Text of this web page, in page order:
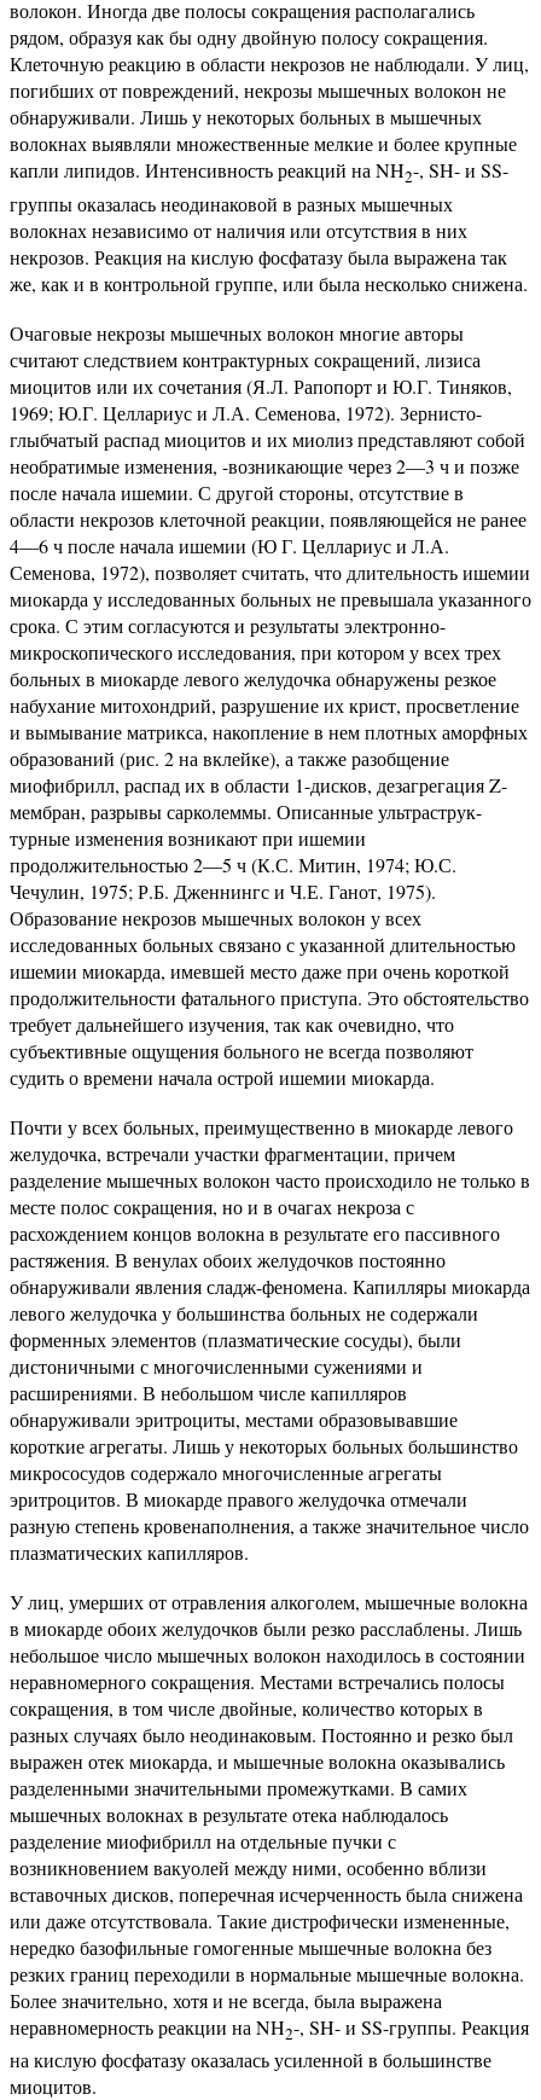
волокон. Иногда две полосы сокращения располагались
рядом, образуя как бы одну двойную полосу сокращения.
Клеточную реакцию в области некрозов не наблюдали. У лиц,
погибших от повреждений, некрозы мышечных волокон не
обнаруживали. Лишь у некоторых больных в мышечных
волокнах выявляли множественные мелкие и более крупные
капли липидов. Интенсивность реакций на NH2-, SH- и SS-
группы оказалась неодинаковой в разных мышечных
волокнах независимо от наличия или отсутствия в них
некрозов. Реакция на кислую фосфатазу была выражена так
же, как и в контрольной группе, или была несколько снижена.
Очаговые некрозы мышечных волокон многие авторы
считают следствием контрактурных сокращений, лизиса
миоцитов или их сочетания (Я.Л. Рапопорт и Ю.Г. Тиняков,
1969; Ю.Г. Целлариус и Л.А. Семенова, 1972). Зернисто-
глыбчатый распад миоцитов и их миолиз представляют собой
необратимые изменения, -возникающие через 2—3 ч и позже
после начала ишемии. С другой стороны, отсутствие в
области некрозов клеточной реакции, появляющейся не ранее
4—6 ч после начала ишемии (Ю Г. Целлариус и Л.А.
Семенова, 1972), позволяет считать, что длительность ишемии
миокарда у исследованных больных не превышала указанного
срока. С этим согласуются и результаты электронно-
микроскопического исследования, при котором у всех трех
больных в миокарде левого желудочка обнаружены резкое
набухание митохондрий, разрушение их крист, просветление
и вымывание матрикса, накопление в нем плотных аморфных
образований (рис. 2 на вклейке), а также разобщение
миофибрилл, распад их в области 1-дисков, дезагрегация Z-
мембран, разрывы сарколеммы. Описанные ультраструк-
турные изменения возникают при ишемии
продолжительностью 2—5 ч (К.С. Митин, 1974; Ю.С.
Чечулин, 1975; Р.Б. Дженнингс и Ч.Е. Ганот, 1975).
Образование некрозов мышечных волокон у всех
исследованных больных связано с указанной длительностью
ишемии миокарда, имевшей место даже при очень короткой
продолжительности фатального приступа. Это обстоятельство
требует дальнейшего изучения, так как очевидно, что
субъективные ощущения больного не всегда позволяют
судить о времени начала острой ишемии миокарда.
Почти у всех больных, преимущественно в миокарде левого
желудочка, встречали участки фрагментации, причем
разделение мышечных волокон часто происходило не только в
месте полос сокращения, но и в очагах некроза с
расхождением концов волокна в результате его пассивного
растяжения. В венулах обоих желудочков постоянно
обнаруживали явления сладж-феномена. Капилляры миокарда
левого желудочка у большинства больных не содержали
форменных элементов (плазматические сосуды), были
дистоничными с многочисленными сужениями и
расширениями. В небольшом числе капилляров
обнаруживали эритроциты, местами образовывавшие
короткие агрегаты. Лишь у некоторых больных большинство
микрососудов содержало многочисленные агрегаты
эритроцитов. В миокарде правого желудочка отмечали
разную степень кровенаполнения, а также значительное число
плазматических капилляров.
У лиц, умерших от отравления алкоголем, мышечные волокна
в миокарде обоих желудочков были резко расслаблены. Лишь
небольшое число мышечных волокон находилось в состоянии
неравномерного сокращения. Местами встречались полосы
сокращения, в том числе двойные, количество которых в
разных случаях было неодинаковым. Постоянно и резко был
выражен отек миокарда, и мышечные волокна оказывались
разделенными значительными промежутками. В самих
мышечных волокнах в результате отека наблюдалось
разделение миофибрилл на отдельные пучки с
возникновением вакуолей между ними, особенно вблизи
вставочных дисков, поперечная исчерченность была снижена
или даже отсутствовала. Такие дистрофически измененные,
нередко базофильные гомогенные мышечные волокна без
резких границ переходили в нормальные мышечные волокна.
Более значительно, хотя и не всегда, была выражена
неравномерность реакции на NH2-, SH- и SS-группы. Реакция
на кислую фосфатазу оказалась усиленной в большинстве
миоцитов.